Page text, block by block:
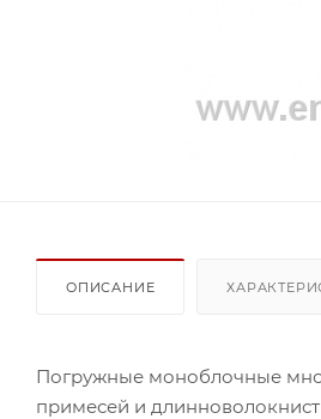
ОПИСАНИЕ
Погружные моноблочные
примесей и